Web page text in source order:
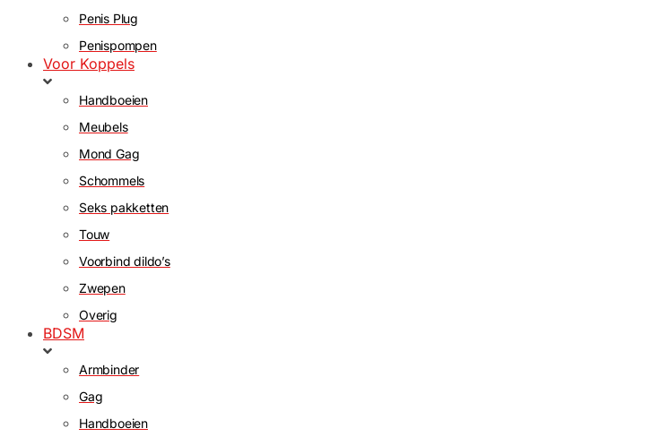
Penis Plug
Penispompen
Voor Koppels
Handboeien
Meubels
Mond Gag
Schommels
Seks pakketten
Touw
Voorbind dildo’s
Zwepen
Overig
BDSM
Armbinder
Gag
Handboeien